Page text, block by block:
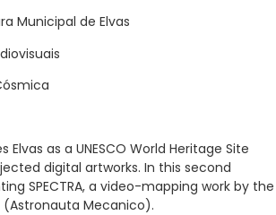
Municipal de Elvas
Elvas as a UNESCO World Heritage Site
digital artworks. In this second
SPECTRA, a video-mapping work by the
(Astronauta Mecanico).